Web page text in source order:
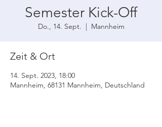
Semester Kick-Off
Do., 14. Sept.
  |
Mannheim
Zeit & Ort
14. Sept. 2023, 18:00
Mannheim, 68131 Mannheim, Deutschland